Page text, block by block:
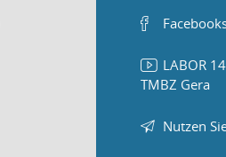
LABOR
TMBZ Gera
Nutzen